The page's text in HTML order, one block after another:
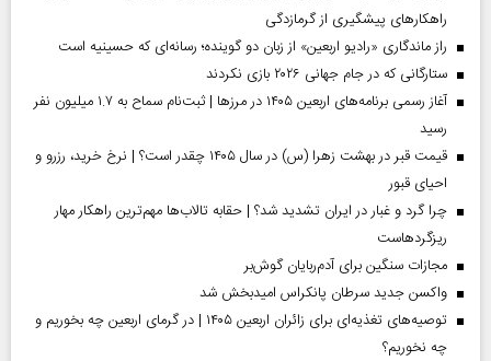
راهکارهای پیشگیری از گرمازدگی
راز ماندگاری «رادیو اربعین» از زبان دو گوینده؛ رسانه‌ای که حسینیه است
ستارگانی که در جام جهانی ۲۰۲۶ بازی نکردند
آغاز رسمی برنامه‌های اربعین ۱۴۰۵ در مرز‌ها | ثبت‌نام سماح به ۱.۷ میلیون نفر
رسید
قیمت قبر در بهشت زهرا (س) در سال ۱۴۰۵ چقدر است؟ | نرخ خرید، رزرو و
احیای قبور
چرا گرد و غبار در ایران تشدید شد؟ | حقابه تالاب‌ها مهم‌ترین راهکار مهار
ریزگردهاست
مجازات سنگین برای آدم‌ربایان گوش‌بر
واکسن جدید سرطان پانکراس امیدبخش شد
توصیه‌های تغذیه‌ای برای زائران اربعین ۱۴۰۵ | در گرمای اربعین چه بخوریم و
چه نخوریم؟